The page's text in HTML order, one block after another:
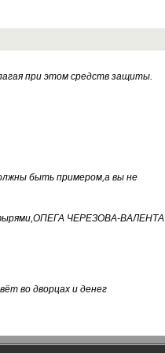
при этом средств защиты.
быть примером,а вы не
ЧЕРЕЗОВА-ВАЛЕНТА
во дворцах и денег